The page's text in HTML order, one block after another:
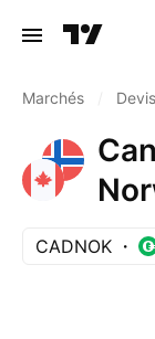
Marchés
CADNOK